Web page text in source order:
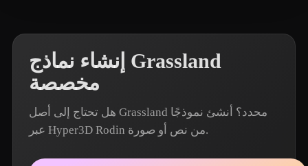
إنشاء نماذج Grassland
مخصصة
هل تحتاج إلى أصل Grassland محدد؟ أنشئ نموذجًا
عبر Hyper3D Rodin من نص أو صورة.